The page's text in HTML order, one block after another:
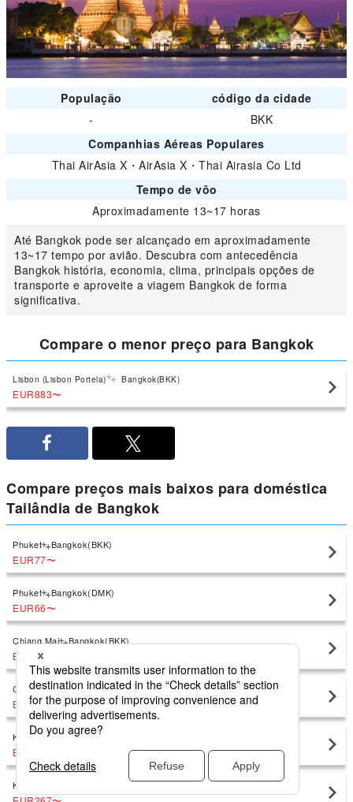
População
código da cidade
-
BKK
Companhias Aéreas Populares
Thai AirAsia X ・ AirAsia X ・ Thai Airasia Co Ltd
Tempo de vôo
Aproximadamente 13~17 horas
Até Bangkok pode ser alcançado em aproximadamente
13~17 tempo por avião. Descubra com antecedência
Bangkok história, economia, clima, principais opções de
transporte e aproveite a viagem Bangkok de forma
significativa.
Compare o menor preço para Bangkok
Lisbon (Lisbon Portela) Bangkok(BKK)
EUR883〜
Compare preços mais baixos para doméstica
Tailândia de Bangkok
Phuket Bangkok(BKK)
EUR77〜
Phuket Bangkok(DMK)
EUR66〜
Chiang Mai Bangkok(BKK)
EUR81
Chiang Mai Bangkok(DMK)
EUR74 〜
Ko Samui Bangkok(BKK)
EUR219
Ko Samui